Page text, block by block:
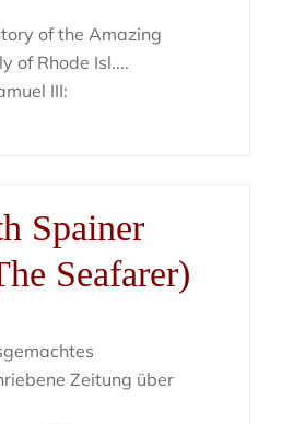
of the Amazing
of Rhode Isl....
III:
Spainer
Seafarer)
Zeitung über